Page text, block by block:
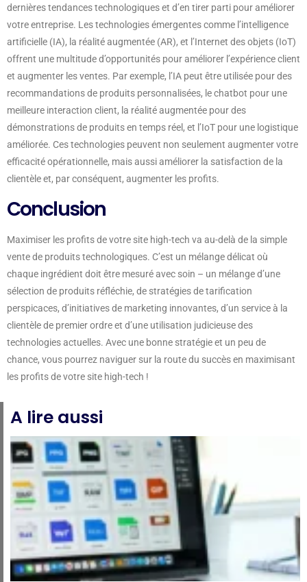
dernières tendances technologiques et d’en tirer parti pour améliorer
votre entreprise. Les technologies émergentes comme l’intelligence
artificielle (IA), la réalité augmentée (AR), et l’Internet des objets (IoT)
offrent une multitude d’opportunités pour améliorer l’expérience client
et augmenter les ventes. Par exemple, l’IA peut être utilisée pour des
recommandations de produits personnalisées, le chatbot pour une
meilleure interaction client, la réalité augmentée pour des
démonstrations de produits en temps réel, et l’IoT pour une logistique
améliorée. Ces technologies peuvent non seulement augmenter votre
efficacité opérationnelle, mais aussi améliorer la satisfaction de la
clientèle et, par conséquent, augmenter les profits.
Conclusion
Maximiser les profits de votre site high-tech va au-delà de la simple
vente de produits technologiques. C’est un mélange délicat où
chaque ingrédient doit être mesuré avec soin – un mélange d’une
sélection de produits réfléchie, de stratégies de tarification
perspicaces, d’initiatives de marketing innovantes, d’un service à la
clientèle de premier ordre et d’une utilisation judicieuse des
technologies actuelles. Avec une bonne stratégie et un peu de
chance, vous pourrez naviguer sur la route du succès en maximisant
les profits de votre site high-tech !
A lire aussi